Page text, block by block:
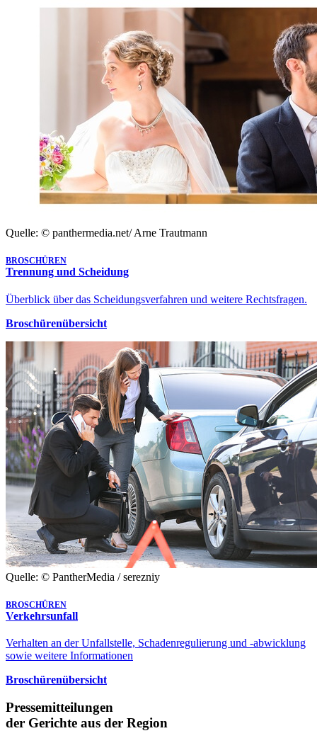
Quelle: © panthermedia.net/ Arne Trautmann
BROSCHÜREN
Trennung und Scheidung
Überblick über das Scheidungsverfahren und weitere Rechtsfragen.
Broschürenübersicht
Quelle: © PantherMedia / serezniy
BROSCHÜREN
Verkehrsunfall
Verhalten an der Unfallstelle, Schadenregulierung und -abwicklung
sowie weitere Informationen
Broschürenübersicht
Pressemitteilungen
der Gerichte aus der Region